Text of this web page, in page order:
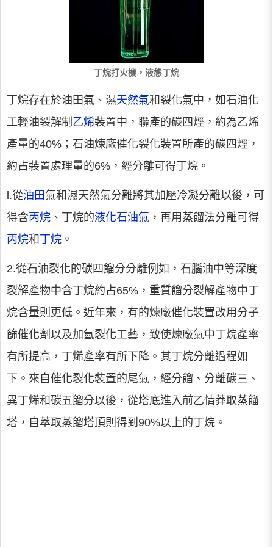
丁烷打火機，液態丁烷
丁烷存在於油田氣、濕天然氣和裂化氣中，如石油化
工輕油裂解制 乙烯裝置中，聯產的碳四烴，約為乙烯
產量的40%；石油煉廠催化裂化裝置所產的碳四烴，
約占裝置處理量的6%，經分離可得丁烷。
l.從油田 氣和濕天然氣分離將其加壓冷凝分離以後，可
得含丙烷 、丁烷的液化石油氣 ，再用蒸餾法分離可得
丙烷和 丁烷 。
2.從石油裂化的碳四餾分分離例如，石腦油中等深度
裂解產物中含丁烷約占65%，重質餾分裂解產物中丁
烷含量則更低。近年來，有的煉廠催化裝置改用分子
篩催化劑以及加氫裂化工藝，致使煉廠氣中丁烷產率
有所提高，丁烯產率有所下降。其丁烷分離過程如
下。來自催化裂化裝置的尾氣，經分餾、分離碳三、
異丁烯和碳五餾分以後，從塔底進入前乙情莽取蒸餾
塔，自萃取蒸餾塔頂則得到90%以上的丁烷。